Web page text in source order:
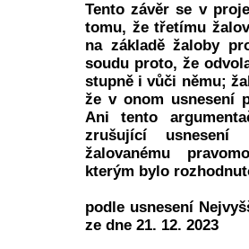
Tento závěr se v
tomu, že třetímu
na základě žaloby
soudu proto, že
stupně i vůči němu;
že v onom usnesení
Ani tento
zrušující
žalovanému
kterým bylo
podle usnesení
ze dne 21. 12. 2023